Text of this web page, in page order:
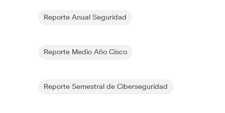
Reporte Anual Seguridad
Reporte Medio Año Cisco
Reporte Semestral de Ciberseguridad